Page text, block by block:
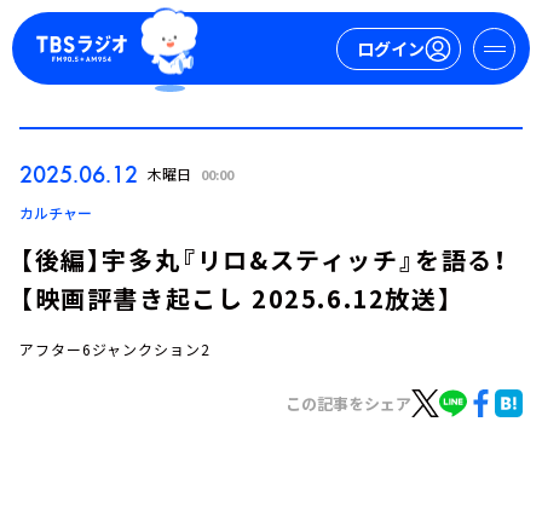
ログイン
2025.06.12 木曜日 00:00
カルチャー
【後編】宇多丸『リロ&スティッチ』を語る！
【映画評書き起こし 2025.6.12放送】
アフター6ジャンクション2
この記事をシェア